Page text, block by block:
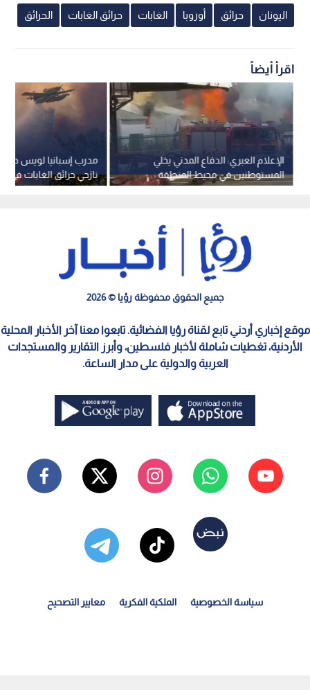
اليونان حرائق أوروبا الغابات حرائق الغابات الحرائق
اقرأ أيضاً
مدرب إسبانيا لويس دي
نازحي حرائق الغابات في
الإعلام العبري: الدفاع المدني يخلي
المستوطنين في محيط المنطقة
الصناعية بسديروت بعد تسرب
جميع الحقوق محفوظة رؤيا © 2026
موقع إخباري أردني تابع لقناة رؤيا الفضائية. تابعوا معنا آخر الأخبار المحلية
الأردنية، تغطيات شاملة لأخبار فلسطين، وأبرز التقارير والمستجدات
العربية والدولية على مدار الساعة.
سياسة الخصوصية الملكية الفكرية معايير التصحيح